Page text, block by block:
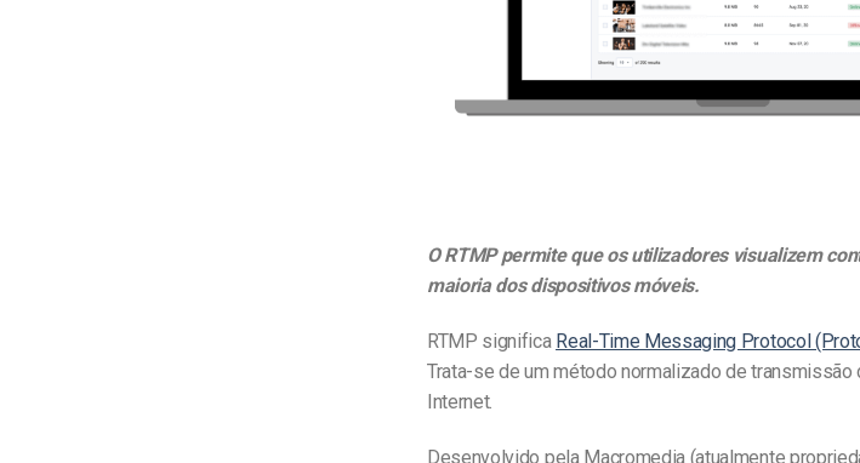
O RTMP permite que os utilizadores visualizem
maioria dos dispositivos móveis.
RTMP significa Real-Time Messaging Protocol
Trata-se de um método normalizado de
Internet.
Desenvolvido pela Macromedia (atualmente